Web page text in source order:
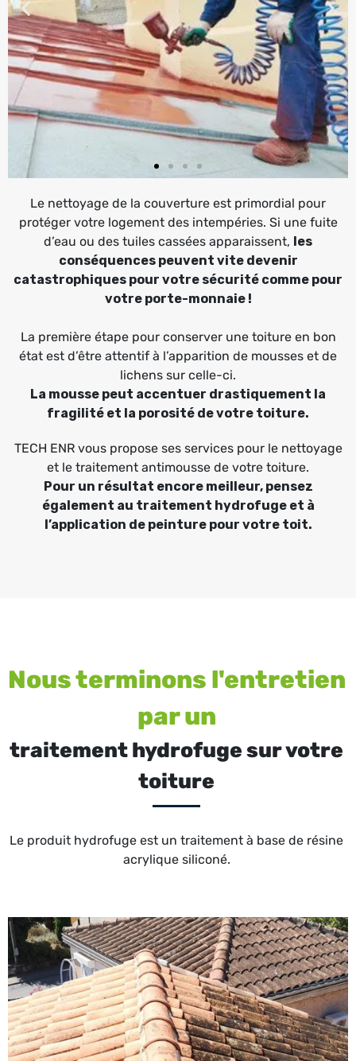
Le nettoyage de la couverture est primordial pour
protéger votre logement des intempéries. Si une fuite
d’eau ou des tuiles cassées apparaissent, les
conséquences peuvent vite devenir
catastrophiques pour votre sécurité comme pour
votre porte-monnaie !
La première étape pour conserver une toiture en bon
état est d’être attentif à l’apparition de mousses et de
lichens sur celle-ci.
La mousse peut accentuer drastiquement la
fragilité et la porosité de votre toiture.
TECH ENR vous propose ses services pour le nettoyage
et le traitement antimousse de votre toiture.
Pour un résultat encore meilleur, pensez
également au traitement hydrofuge et à
l’application de peinture pour votre toit.
Nous terminons l'entretien
par un
traitement hydrofuge sur votre
toiture
Le produit hydrofuge est un traitement à base de résine
acrylique siliconé.